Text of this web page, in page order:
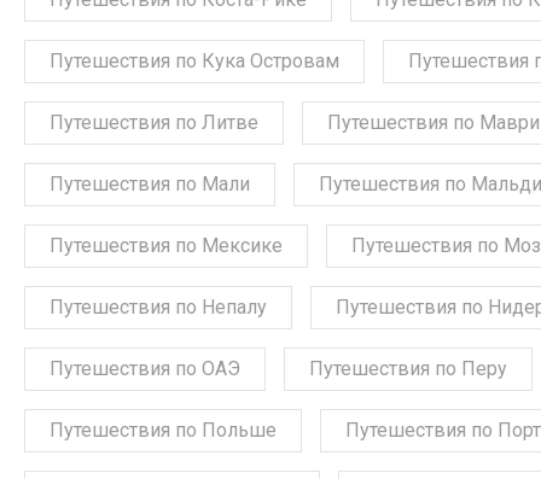
Путешествия по Кука Островам Путешествия
Путешествия по Литве Путешествия по
Путешествия по Мали Путешествия по
Путешествия по Мексике Путешествия по
Путешествия по Непалу Путешествия по
Путешествия по ОАЭ Путешествия по Перу
Путешествия по Польше Путешествия по